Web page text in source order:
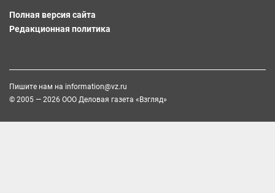
Полная версия сайта
Редакционная политика
Пишите нам на information@vz.ru
© 2005 — 2026 ООО Деловая газета «Взгляд»